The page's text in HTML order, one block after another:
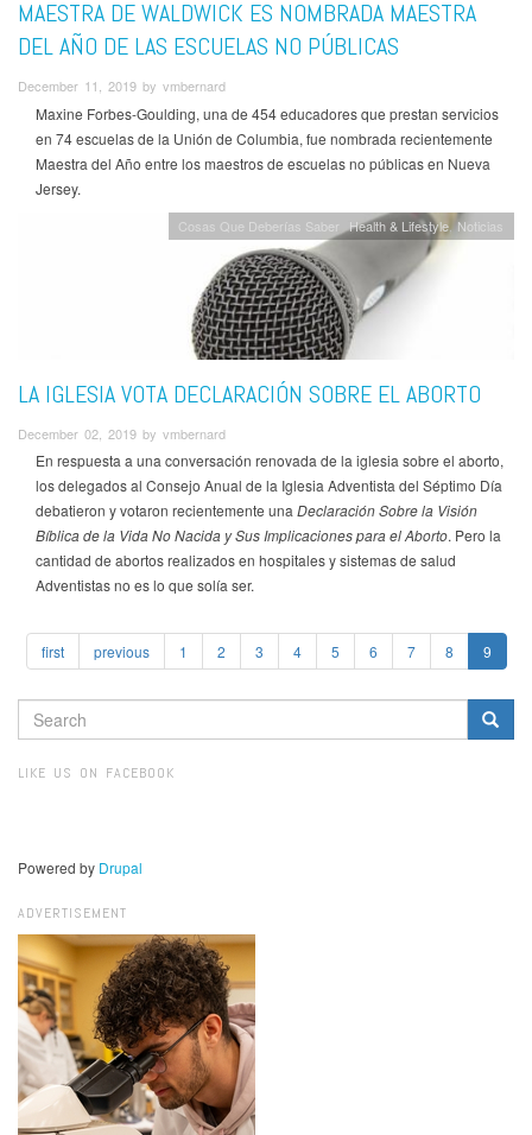
MAESTRA DE WALDWICK ES NOMBRADA MAESTRA
DEL AÑO DE LAS ESCUELAS NO PÚBLICAS
December 11, 2019 by vmbernard
Maxine Forbes-Goulding, una de 454 educadores que prestan servicios
en 74 escuelas de la Unión de Columbia, fue nombrada recientemente
Maestra del Año entre los maestros de escuelas no públicas en Nueva
Jersey.
Cosas Que Deberías Saber Health & Lifestyle Noticias
LA IGLESIA VOTA DECLARACIÓN SOBRE EL ABORTO
December 02, 2019 by vmbernard
En respuesta a una conversación renovada de la iglesia sobre el aborto,
los delegados al Consejo Anual de la Iglesia Adventista del Séptimo Día
debatieron y votaron recientemente una Declaración Sobre la Visión
Bíblica de la Vida No Nacida y Sus Implicaciones para el Aborto. Pero la
cantidad de abortos realizados en hospitales y sistemas de salud
Adventistas no es lo que solía ser.
first previous 1 2 3 4 5 6 7 8 9
SEARCH
FORM
LIKE US ON FACEBOOK
Powered by Drupal
ADVERTISEMENT